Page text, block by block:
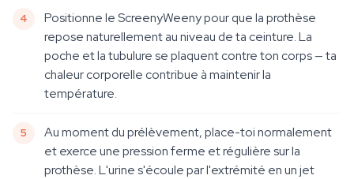
Positionne le ScreenyWeeny pour que la prothèse
repose naturellement au niveau de ta ceinture. La
poche et la tubulure se plaquent contre ton corps — ta
chaleur corporelle contribue à maintenir la
température.
Au moment du prélèvement, place-toi normalement
et exerce une pression ferme et régulière sur la
prothèse. L'urine s'écoule par l'extrémité en un jet